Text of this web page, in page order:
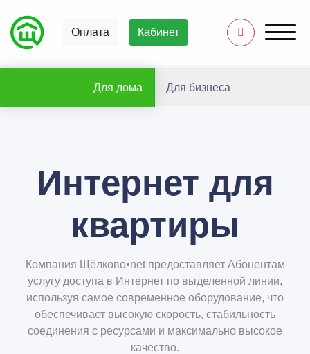
Оплата Кабинет
Для дома Для бизнеса
Интернет для
квартиры
Компания Щёлково•net предоставляет Абонентам
услугу доступа в Интернет по выделенной линии,
используя самое современное оборудование, что
обеспечивает высокую скорость, стабильность
соединения с ресурсами и максимально высокое
качество.